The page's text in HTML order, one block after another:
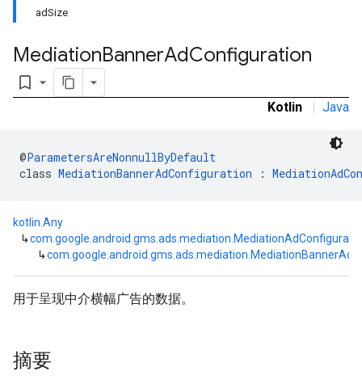
adSize
MediationBannerAdConfiguration
bookmark_border
Kotlin | Java
@ParametersAreNonnullByDefault
class MediationBannerAdConfiguration :
kotlin.Any
↳
↳
用于呈现中介横幅广告的数据。
摘要